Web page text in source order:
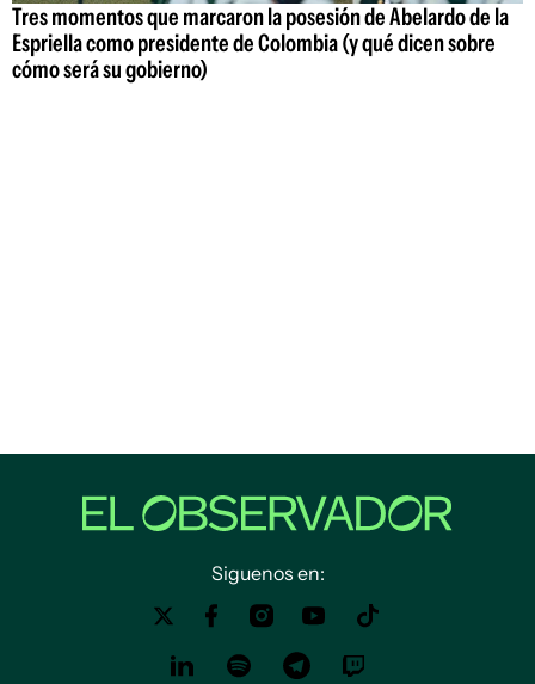
Tres momentos que marcaron la posesión de Abelardo de la
Espriella como presidente de Colombia (y qué dicen sobre
cómo será su gobierno)
Siguenos en: